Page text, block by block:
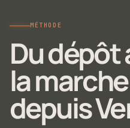
MÉTHODE
Du dépôt
la
depuis